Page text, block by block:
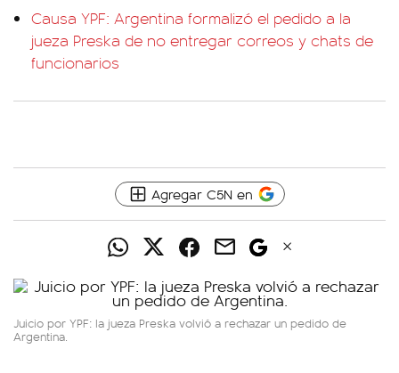
Causa YPF: Argentina formalizó el pedido a la
jueza Preska de no entregar correos y chats de
funcionarios
Agregar C5N en
Juicio por YPF: la jueza Preska volvió a rechazar un pedido de
Argentina.